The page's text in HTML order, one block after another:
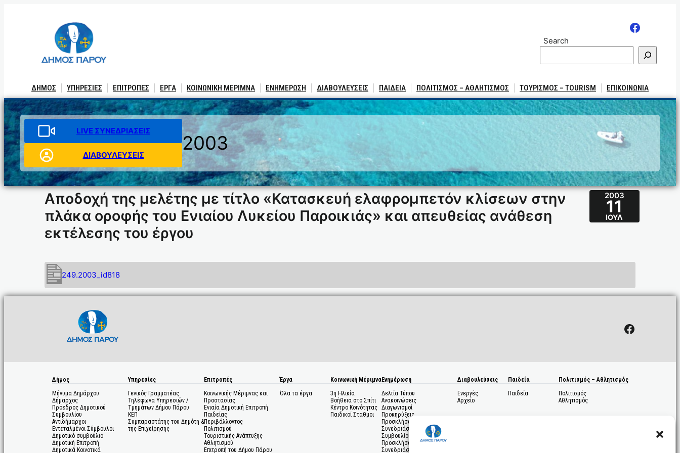
Search
ΔΗΜΟΣ ΥΠΗΡΕΣΙΕΣ ΕΠΙΤΡΟΠΕΣ ΕΡΓΑ ΚΟΙΝΩΝΙΚΗ ΜΕΡΙΜΝΑ ΕΝΗΜΕΡΩΣΗ ΔΙΑΒΟΥΛΕΥΣΕΙΣ ΠΑΙΔΕΙΑ ΠΟΛΙΤΙΣΜΟΣ – ΑΘΛΗΤΙΣΜΟΣ ΤΟΥΡΙΣΜΟΣ – TOURISM ΕΠΙΚΟΙΝΩΝΙΑ
LIVE ΣΥΝΕΔΡΙΑΣΕΙΣ
ΔΙΑΒΟΥΛΕΥΣΕΙΣ
2003
Αποδοχή της μελέτης με τίτλο «Κατασκευή ελαφρομπετόν κλίσεων στην
πλάκα οροφής του Ενιαίου Λυκείου Παροικιάς» και απευθείας ανάθεση
εκτέλεσης του έργου
2003
11
ΙΟΎΛ
249.2003_id818
Facebook
Δήμος
Μήνυμα Δημάρχου
Δήμαρχος
Πρόεδρος Δημοτικού
Συμβουλίου
Αντιδήμαρχοι
Εντεταλμένοι Σύμβουλοι
Δημοτικό συμβούλιο
Δημοτική Επιτροπή
Δημοτικά Κοινοτικά
Υπηρεσίες
Γενικός Γραμματέας
Τηλέφωνα Υπηρεσιών /
Τμημάτων Δήμου Πάρου
ΚΕΠ
Συμπαραστάτης του Δημότη &
της Επιχείρησης
Επιτροπές
Κοινωνικής Μέριμνας και
Προστασίας
Ενιαία Δημοτική Επιτροπή
Παιδείας
Περιβάλλοντος
Πολιτισμού
Τουριστικής Ανάπτυξης
Αθλητισμού
Επιτροπή του Δήμου Πάρου
Έργα
Όλα τα έργα
Κοινωνική Μέριμνα
3η Ηλικία
Βοήθεια στο Σπίτι
Κέντρο Κοινότητας
Παιδικοί Σταθμοι
Ενημέρωση
Δελτία Τύπου
Ανακοινώσεις
Διαγωνισμοί
Προκηρύξεις
Προσκλήσεις σε
Συνεδριάσεις Δημοτικού
Συμβουλίου
Προσκλήσεις σε
Συνεδριάσεις Δημοτικής
Διαβουλεύσεις
Ενεργές
Αρχείο
Παιδεία
Παιδεία
Πολιτισμός – Αθλητισμός
Πολιτισμός
Αθλητισμός